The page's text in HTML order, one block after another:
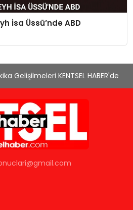
İsa Üssü’nde ABD
Gelişilmeleri KENTSEL HABER'de